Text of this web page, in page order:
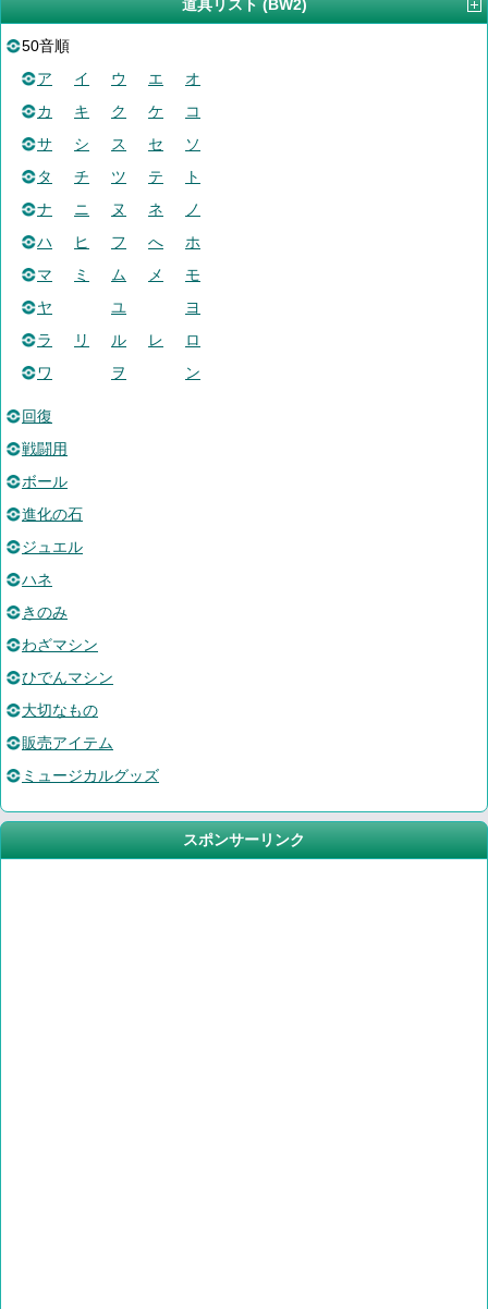
道具リスト (BW2)
50音順
ア
イ ウ エ
オ
カ
キ ク ケ
コ
サ
シ ス セ
ソ
タ
チ ツ テ
ト
ナ
ニ ヌ ネ
ノ
ハ
ヒ フ へ
ホ
マ
ミ ム メ
モ
ヤ
ユ
ヨ
ラ
リ ル レ
ロ
ワ
ヲ ン
回復
戦闘用
ボール
進化の石
ジュエル
ハネ
きのみ
わざマシン
ひでんマシン
大切なもの
販売アイテム
ミュージカルグッズ
スポンサーリンク